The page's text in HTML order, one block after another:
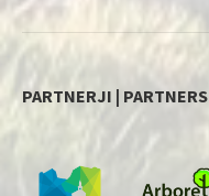
PARTNERJI | PARTNERS